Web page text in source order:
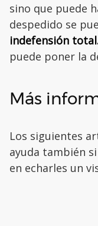
sino que puede
despedido se
indefensión
puede poner la
Más
Los siguientes
ayuda también
en echarles un